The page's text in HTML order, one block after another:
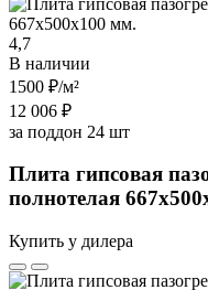
4,7
В наличии
1500 ₽/м²
12 006 ₽
за поддон 24 шт
Плита гипсовая
полнотелая
Купить у дилера